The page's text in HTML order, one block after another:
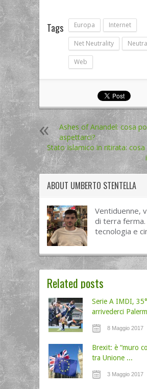
Tags Europa Internet
Net Neutrality
Web
Ashes of Ariandel: cosa
aspettarci?
Stato Islamico in ritirata: cosa
ABOUT UMBERTO STENTELLA
Ventiduenne,
di terra ferma.
tecnologia e
Related posts
Serie A IMDI,
arrivederci
8 Maggio 2017
Brexit: è “muro
tra Unione ...
3 Maggio 2017